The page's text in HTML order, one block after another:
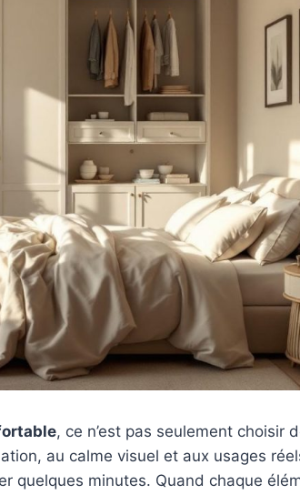
, ce n’est pas seulement choisir
au calme visuel et aux usages
quelques minutes. Quand chaque